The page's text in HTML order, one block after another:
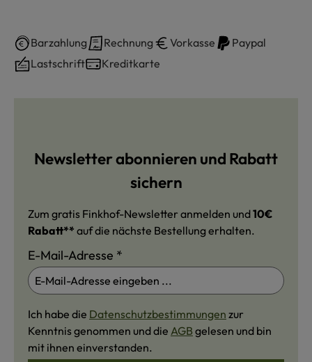
Barzahlung Rechnung Vorkasse
Paypal
Lastschrift
Kreditkarte
Newsletter abonnieren und Rabatt
sichern
Zum gratis Finkhof-Newsletter anmelden und10€
Rabatt** auf die nächste Bestellung erhalten.
E-Mail-Adresse *
Ich habe die Datenschutzbestimmungen zur
Kenntnis genommen und die AGB gelesen und bin
mit ihnen einverstanden.